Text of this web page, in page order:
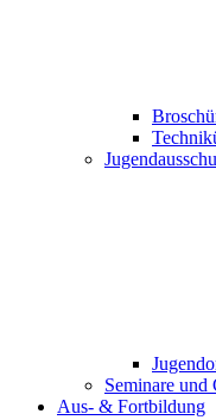
Seminare und
Aus- & Fortbildung